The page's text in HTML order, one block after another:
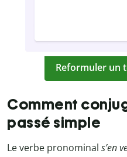
Reformuler un
Comment
passé simple
Le verbe pronominal s’en